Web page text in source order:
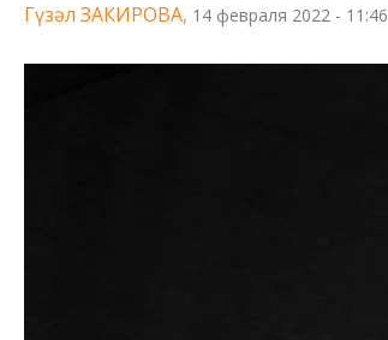
Гүзәл ЗАКИРОВА, 14 февраля 2022 - 11:46